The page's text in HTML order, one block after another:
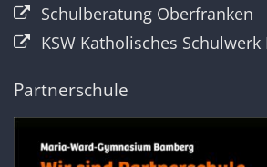
Schulberatung Oberfranken
KSW Katholisches Schulwerk
Partnerschule